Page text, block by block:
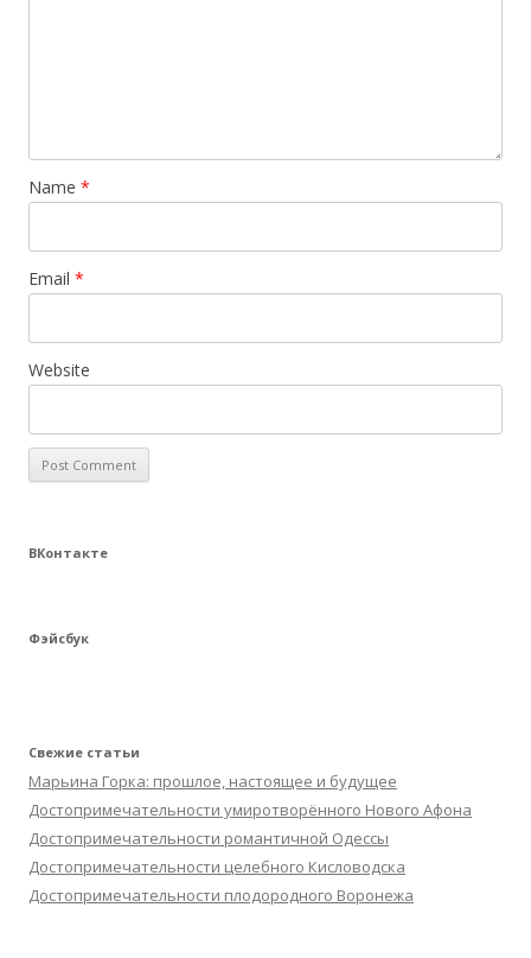
Name *
Email *
Website
ВКонтакте
Фэйсбук
Свежие статьи
Марьина Горка: прошлое, настоящее и будущее
Достопримечательности умиротворённого Нового Афона
Достопримечательности романтичной Одессы
Достопримечательности целебного Кисловодска
Достопримечательности плодородного Воронежа